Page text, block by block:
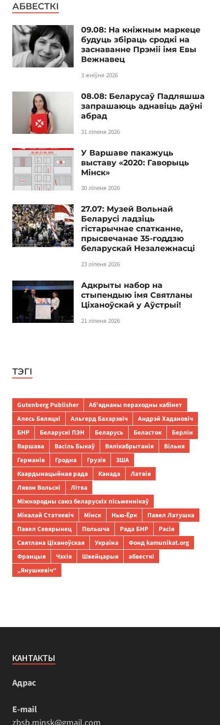
АБВЕСТКІ
09.08: На кніжным маркеце
будуць збіраць сродкі на
заснаванне Прэміі імя Евы
Вежнавец
3 жніўня 2026
08.08: Беларусаў Падляшша
запрашаюць аднавіць даўні
абрад
31 ліпеня 2026
У Варшаве пакажуць
выставу «2020: Гаворыць
Мінск»
30 ліпеня 2026
27.07: Музей Вольнай
Беларусі ладзіць
гістарычнае спатканне,
прысвечанае 35-годдзю
беларускай Незалежнасці
23 ліпеня 2026
Адкрыты набор на
стыпендыю імя Святланы
Ціханоўскай у Аўстрыі!
21 ліпеня 2026
ТЭГІ
Gutenberg Publisher
Аб’яднаны пераходны кабінет
Алесь Бяляцкі
Альгерд Бахарэвіч
Андрэй Хадановіч
БНР
Беларускі ПЭН Беларусь Беласток
Берлін
Варшава
Васіль Быкаў Вялікабрытанія
Вільня
Германія
Гродна Грузія
ЗША
Каардынацыйная рада
Канада
Латвія
Лявон Вольскі
Літва
Міжнародны саюз беларускіх пісьменнікаў
Мікалай Статкевіч
Мінск Нью-Ёрк
Павел Латушка
Павел Севярынец
Польшча Рада БНР
Расія
Святлана Ціханоўская
Украіна
Фонд kamunikat.org
Францыя
Чэхія Швейцарыя
абвесткі
„Янушкевіч“
КАНТАКТЫ
Адрас
E-mail